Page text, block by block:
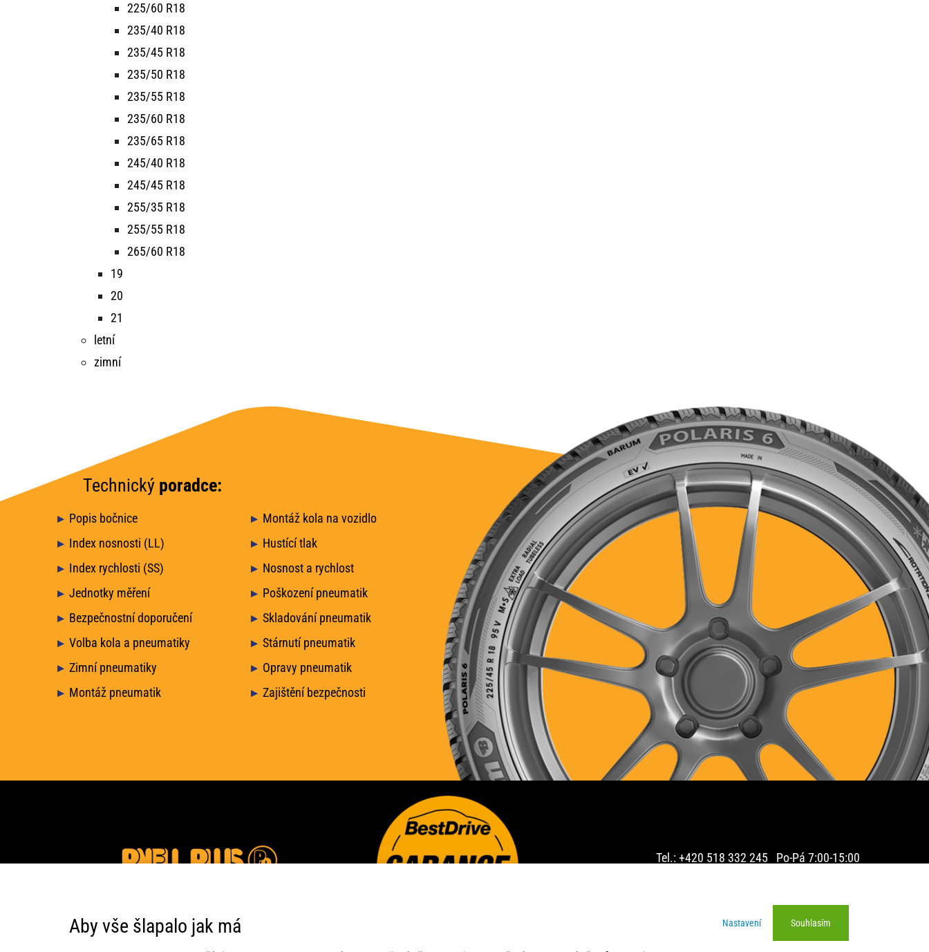
225/60 R18
235/40 R18
235/45 R18
235/50 R18
235/55 R18
235/60 R18
235/65 R18
245/40 R18
245/45 R18
255/35 R18
255/55 R18
265/60 R18
19
20
21
letní
zimní
Technický poradce:
Popis bočnice
Montáž kola na vozidlo
Index nosnosti (LL)
Hustící tlak
Index rychlosti (SS)
Nosnost a rychlost
Jednotky měření
Poškození pneumatik
Bezpečnostní doporučení
Skladování pneumatik
Volba kola a pneumatiky
Stárnutí pneumatik
Zimní pneumatiky
Opravy pneumatik
Montáž pneumatik
Zajištění bezpečnosti
Tel.: +420 518 332 245 Po-Pá 7:00-15:00
Aby vše šlapalo jak má Nastavení Souhlasím